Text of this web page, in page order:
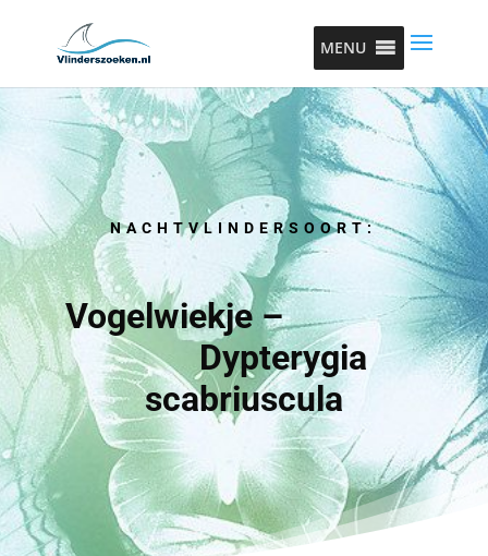
MENU
NACHTVLINDERSOORT:
Vogelwiekje –
Dypterygia
scabriuscula